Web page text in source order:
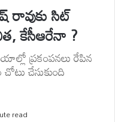
రావుకు సిట్
కేసీఆరేనా ?
ప్రకంపనలు రేపిన
చేసుకుంది
read